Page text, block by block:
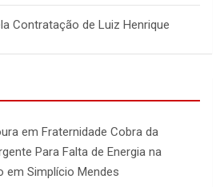
Contratação de Luiz Henrique
em Fraternidade Cobra da
Para Falta de Energia na
em Simplício Mendes